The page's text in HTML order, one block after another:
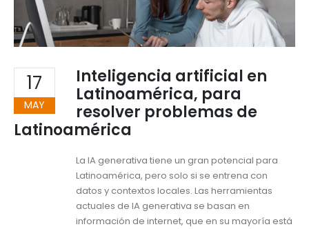
17
MAY
Inteligencia artificial en
Latinoamérica, para
resolver problemas de
Latinoamérica
La IA generativa tiene un gran potencial para
Latinoamérica, pero solo si se entrena con
datos y contextos locales. Las herramientas
actuales de IA generativa se basan en
información de internet, que en su mayoría está